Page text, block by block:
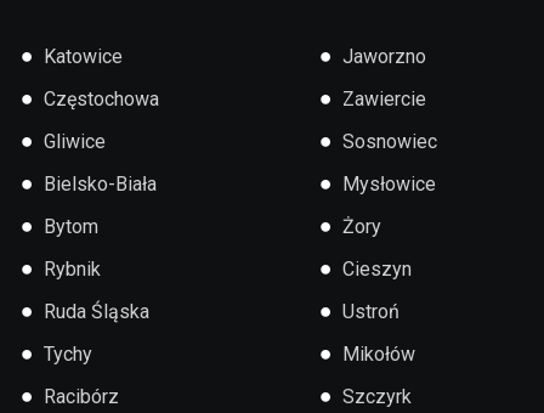
● Katowice
● Częstochowa
● Gliwice
● Bielsko-Biała
● Bytom
● Rybnik
● Ruda Śląska
● Tychy
● Racibórz
● Jaworzno
● Zawiercie
● Sosnowiec
● Mysłowice
● Żory
● Cieszyn
● Ustroń
● Mikołów
● Szczyrk